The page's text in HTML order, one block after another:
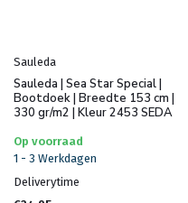
Sauleda
Sauleda | Sea Star Special |
Bootdoek | Breedte 153 cm |
330 gr/m2 | Kleur 2453 SEDA
Op voorraad
1 - 3 Werkdagen
Deliverytime